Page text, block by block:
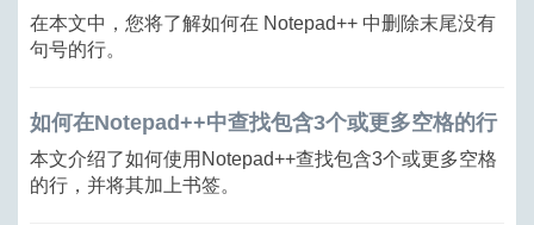
在本文中，您将了解如何在 Notepad++ 中删除末尾没有
句号的行。
如何在Notepad++中查找包含3个或更多空格的行
本文介绍了如何使用Notepad++查找包含3个或更多空格
的行，并将其加上书签。